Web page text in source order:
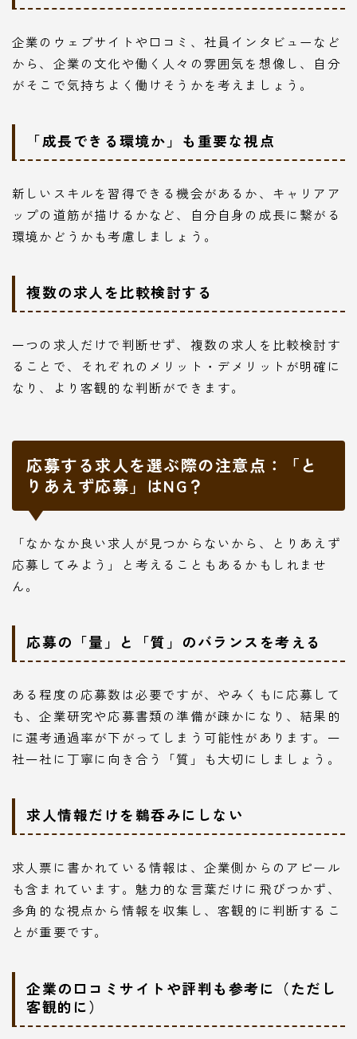
企業のウェブサイトや口コミ、社員インタビューなど
から、企業の文化や働く人々の雰囲気を想像し、自分
がそこで気持ちよく働けそうかを考えましょう。
「成長できる環境か」も重要な視点
新しいスキルを習得できる機会があるか、キャリアア
ップの道筋が描けるかなど、自分自身の成長に繋がる
環境かどうかも考慮しましょう。
複数の求人を比較検討する
一つの求人だけで判断せず、複数の求人を比較検討す
ることで、それぞれのメリット・デメリットが明確に
なり、より客観的な判断ができます。
応募する求人を選ぶ際の注意点：「と
りあえず応募」はNG？
「なかなか良い求人が見つからないから、とりあえず
応募してみよう」と考えることもあるかもしれませ
ん。
応募の「量」と「質」のバランスを考える
ある程度の応募数は必要ですが、やみくもに応募して
も、企業研究や応募書類の準備が疎かになり、結果的
に選考通過率が下がってしまう可能性があります。一
社一社に丁寧に向き合う「質」も大切にしましょう。
求人情報だけを鵜呑みにしない
求人票に書かれている情報は、企業側からのアピール
も含まれています。魅力的な言葉だけに飛びつかず、
多角的な視点から情報を収集し、客観的に判断するこ
とが重要です。
企業の口コミサイトや評判も参考に（ただし
客観的に）